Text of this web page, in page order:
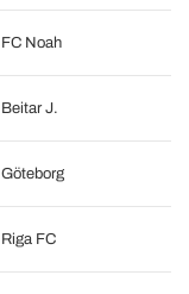
FC Noah
Beitar J.
Göteborg
Riga FC